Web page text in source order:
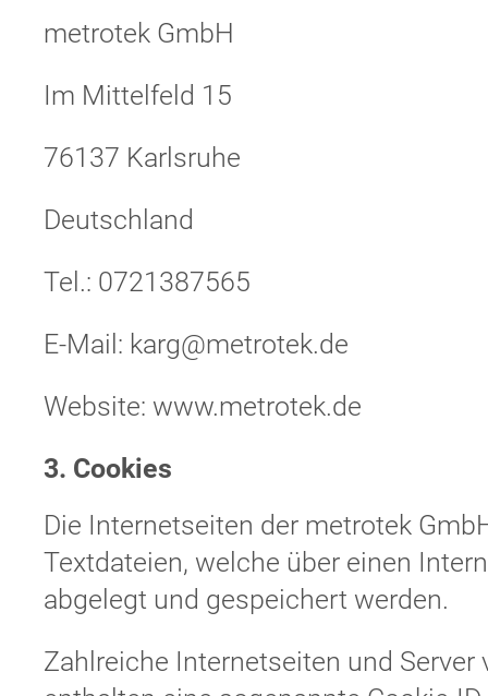
metrotek GmbH
Im Mittelfeld 15
76137 Karlsruhe
Deutschland
Tel.: 0721387565
E-Mail: karg@metrotek.de
Website: www.metrotek.de
3. Cookies
Die Internetseiten der metrotek
Textdateien, welche über einen
abgelegt und gespeichert werden.
Zahlreiche Internetseiten und Server